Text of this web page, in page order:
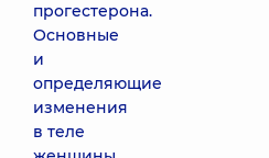
прогестерона.
Основные
и
определяющие
изменения
в теле